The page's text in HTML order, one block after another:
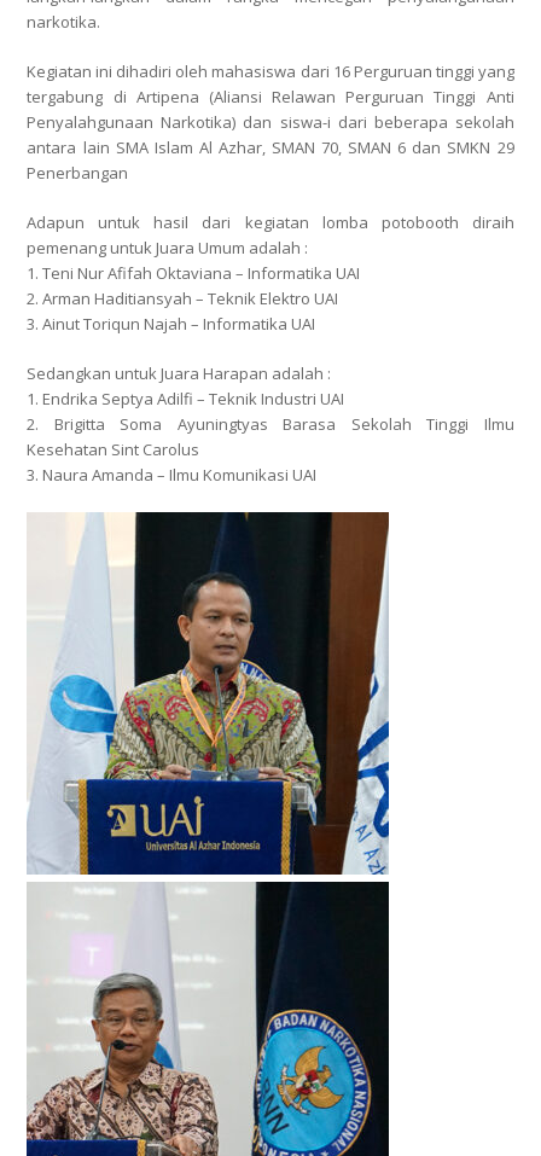
narkotika.
Kegiatan ini dihadiri oleh mahasiswa dari 16 Perguruan tinggi yang
tergabung di Artipena (Aliansi Relawan Perguruan Tinggi Anti
Penyalahgunaan Narkotika) dan siswa-i dari beberapa sekolah
antara lain SMA Islam Al Azhar, SMAN 70, SMAN 6 dan SMKN 29
Penerbangan
Adapun untuk hasil dari kegiatan lomba potobooth diraih
pemenang untuk Juara Umum adalah :
1. Teni Nur Afifah Oktaviana – Informatika UAI
2. Arman Haditiansyah – Teknik Elektro UAI
3. Ainut Toriqun Najah – Informatika UAI
Sedangkan untuk Juara Harapan adalah :
1. Endrika Septya Adilfi – Teknik Industri UAI
2. Brigitta Soma Ayuningtyas Barasa Sekolah Tinggi Ilmu
Kesehatan Sint Carolus
3. Naura Amanda – Ilmu Komunikasi UAI